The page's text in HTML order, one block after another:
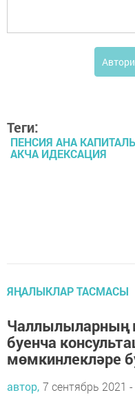
Теги:
ПЕНСИЯ АНА
АКЧА ИДЕКСАЦИЯ
ЯҢАЛЫКЛАР ТАСМАСЫ
Чаллылыларның
буенча
мөмкинлекләре
автор, 7 сентябрь 2021